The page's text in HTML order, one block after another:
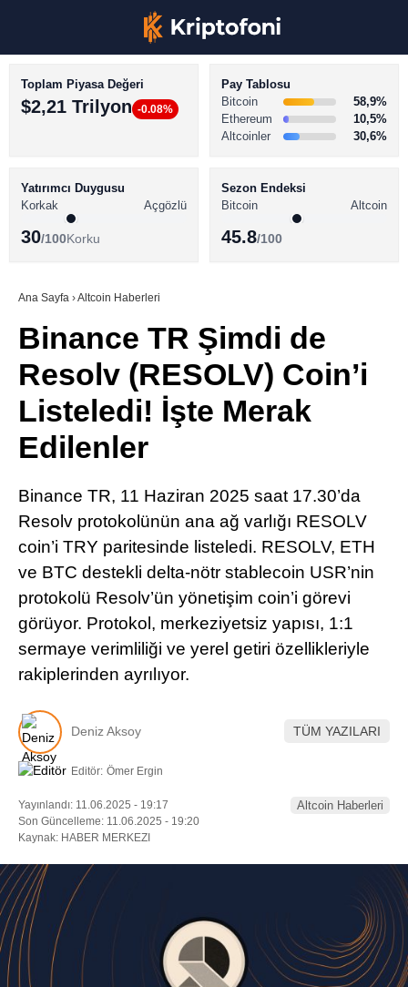
Youtube
TikTok
Telegram
BİTCOİN HABERLERİ
ALTCOİN HABERLERİ
SÖZLÜK
Toplam Piyasa Değeri
$2,21 Trilyon -0.08%
Pay Tablosu
Bitcoin
58,9%
Ethereum
10,5%
Altcoinler
30,6%
Yatırımcı Duygusu
Korkak
Açgözlü
30/100Korku
Sezon Endeksi
Bitcoin
Altcoin
45.8/100
Ana Sayfa ›Altcoin Haberleri
Binance TR Şimdi de
Resolv (RESOLV) Coin’i
Listeledi! İşte Merak
Edilenler
Binance TR, 11 Haziran 2025 saat 17.30’da
Resolv protokolünün ana ağ varlığı RESOLV
coin’i TRY paritesinde listeledi. RESOLV, ETH
ve BTC destekli delta-nötr stablecoin USR’nin
protokolü Resolv’ün yönetişim coin’i görevi
görüyor. Protokol, merkeziyetsiz yapısı, 1:1
sermaye verimliliği ve yerel getiri özellikleriyle
rakiplerinden ayrılıyor.
Deniz Aksoy TÜM YAZILARI
Editör: Ömer Ergin
Yayınlandı: 11.06.2025 - 19:17
Son Güncelleme: 11.06.2025 - 19:20
Kaynak: HABER MERKEZI
Altcoin Haberleri